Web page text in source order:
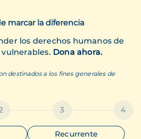
marcar la diferencia
los derechos humanos de
Dona ahora.
destinados a los fines generales de
3 4
Recurrente